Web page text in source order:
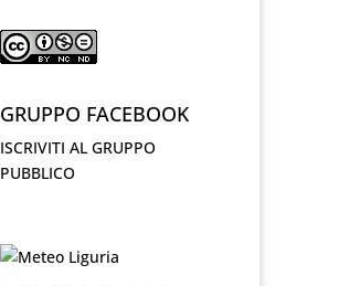
GRUPPO FACEBOOK
ISCRIVITI AL GRUPPO
PUBBLICO